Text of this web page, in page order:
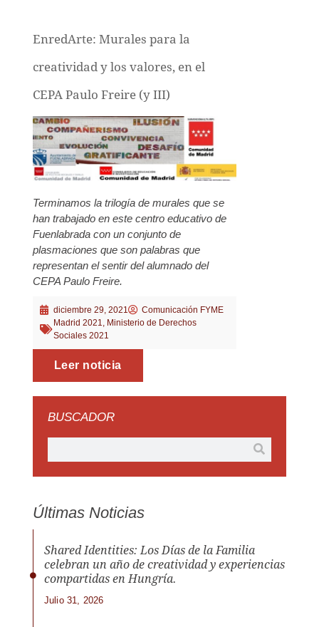
EnredArte: Murales para la
creatividad y los valores, en el
CEPA Paulo Freire (y III)
Terminamos la trilogía de murales que se
han trabajado en este centro educativo de
Fuenlabrada con un conjunto de
plasmaciones que son palabras que
representan el sentir del alumnado del
CEPA Paulo Freire.
diciembre 29, 2021
Comunicación FYME
Madrid 2021, Ministerio de Derechos
Sociales 2021
Leer noticia
BUSCADOR
Últimas Noticias
Shared Identities: Los Días de la Familia
celebran un año de creatividad y experiencias
compartidas en Hungría.
Julio 31, 2026